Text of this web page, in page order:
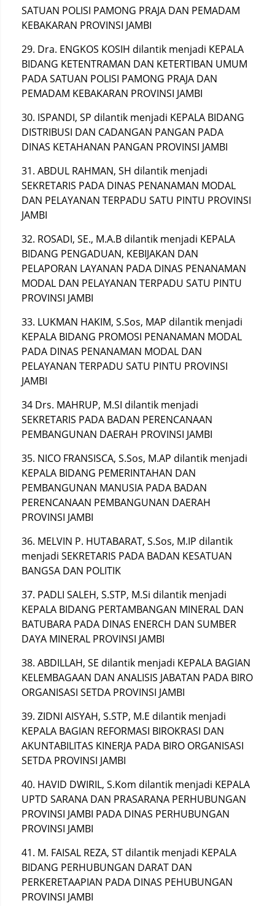
SATUAN POLISI PAMONG PRAJA DAN PEMADAM
KEBAKARAN PROVINSI JAMBI
29. Dra. ENGKOS KOSIH dilantik menjadi KEPALA
BIDANG KETENTRAMAN DAN KETERTIBAN UMUM
PADA SATUAN POLISI PAMONG PRAJA DAN
PEMADAM KEBAKARAN PROVINSI JAMBI
30. ISPANDI, SP dilantik menjadi KEPALA BIDANG
DISTRIBUSI DAN CADANGAN PANGAN PADA
DINAS KETAHANAN PANGAN PROVINSI JAMBI
31. ABDUL RAHMAN, SH dilantik menjadi
SEKRETARIS PADA DINAS PENANAMAN MODAL
DAN PELAYANAN TERPADU SATU PINTU PROVINSI
JAMBI
32. ROSADI, SE., M.A.B dilantik menjadi KEPALA
BIDANG PENGADUAN, KEBIJAKAN DAN
PELAPORAN LAYANAN PADA DINAS PENANAMAN
MODAL DAN PELAYANAN TERPADU SATU PINTU
PROVINSI JAMBI
33. LUKMAN HAKIM, S.Sos, MAP dilantik menjadi
KEPALA BIDANG PROMOSI PENANAMAN MODAL
PADA DINAS PENANAMAN MODAL DAN
PELAYANAN TERPADU SATU PINTU PROVINSI
JAMBI
34 Drs. MAHRUP, M.SI dilantik menjadi
SEKRETARIS PADA BADAN PERENCANAAN
PEMBANGUNAN DAERAH PROVINSI JAMBI
35. NICO FRANSISCA, S.Sos, M.AP dilantik menjadi
KEPALA BIDANG PEMERINTAHAN DAN
PEMBANGUNAN MANUSIA PADA BADAN
PERENCANAAN PEMBANGUNAN DAERAH
PROVINSI JAMBI
36. MELVIN P. HUTABARAT, S.Sos, M.IP dilantik
menjadi SEKRETARIS PADA BADAN KESATUAN
BANGSA DAN POLITIK
37. PADLI SALEH, S.STP, M.Si dilantik menjadi
KEPALA BIDANG PERTAMBANGAN MINERAL DAN
BATUBARA PADA DINAS ENERCH DAN SUMBER
DAYA MINERAL PROVINSI JAMBI
38. ABDILLAH, SE dilantik menjadi KEPALA BAGIAN
KELEMBAGAAN DAN ANALISIS JABATAN PADA BIRO
ORGANISASI SETDA PROVINSI JAMBI
39. ZIDNI AISYAH, S.STP, M.Ε dilantik menjadi
KEPALA BAGIAN REFORMASI BIROKRASI DAN
AKUNTABILITAS KINERJA PADA BIRO ORGANISASI
SETDA PROVINSI JAMBI
40. HAVID DWIRIL, S.Kom dilantik menjadi KEPALA
UPTD SARANA DAN PRASARANA PERHUBUNGAN
PROVINSI JAMBI PADA DINAS PERHUBUNGAN
PROVINSI JAMBI
41. M. FAISAL REZA, ST dilantik menjadi KEPALA
BIDANG PERHUBUNGAN DARAT DAN
PERKERETAAPIAN PADA DINAS PEHUBUNGAN
PROVINSI JAMBI